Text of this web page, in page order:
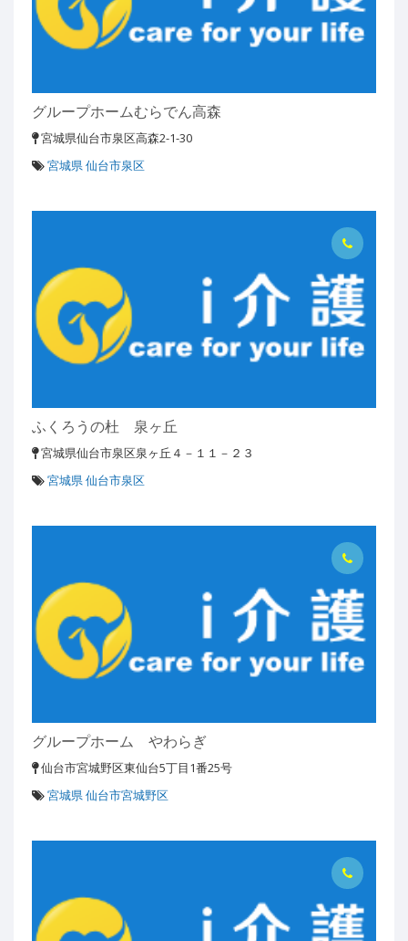
グループホームむらでん高森
宮城県仙台市泉区高森2-1-30
宮城県 仙台市泉区
ふくろうの杜 泉ヶ丘
宮城県仙台市泉区泉ヶ丘４－１１－２３
宮城県 仙台市泉区
グループホーム やわらぎ
仙台市宮城野区東仙台5丁目1番25号
宮城県 仙台市宮城野区